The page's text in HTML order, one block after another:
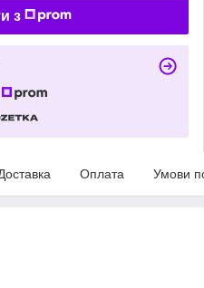
з
Оплата Умови